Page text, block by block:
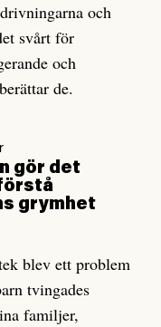
och
svårt för
och
de.
gör det
grymhet
blev ett problem
tvingades
familjer,